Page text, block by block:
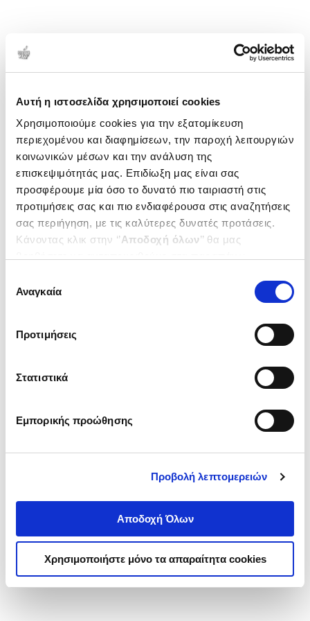
Αυτή η ιστοσελίδα χρησιμοποιεί cookies
Χρησιμοποιούμε cookies για την εξατομίκευση
περιεχομένου και διαφημίσεων, την παροχή λειτουργιών
κοινωνικών μέσων και την ανάλυση της
επισκεψιμότητάς μας. Επιδίωξη μας είναι σας
προσφέρουμε μία όσο το δυνατό πιο ταιριαστή στις
προτιμήσεις σας και πιο ενδιαφέρουσα στις αναζητήσεις
σας περιήγηση, με τις καλύτερες δυνατές προτάσεις.
Κάνοντας κλικ στην ‘’Αποδοχή όλων’’ θα μας
ενδιαφέρουν και να επιλέξετε από τα παρακάτω με την
΄΄και να ενημερωθείτε σχετικά με
συγκατάθεσης
Αναγκαία
Προτιμήσεις
Στατιστικά
Εμπορικής προώθησης
Προβολή λεπτομερειών
Αποδοχή Όλων
Χρησιμοποιήστε μόνο τα απαραίτητα cookies